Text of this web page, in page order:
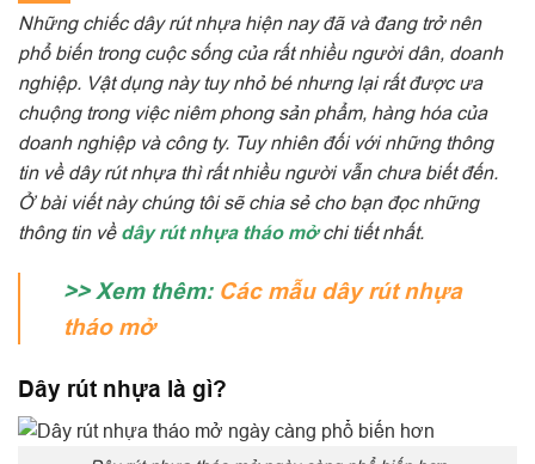
Những chiếc dây rút nhựa hiện nay đã và đang trở nên
phổ biến trong cuộc sống của rất nhiều người dân, doanh
nghiệp. Vật dụng này tuy nhỏ bé nhưng lại rất được ưa
chuộng trong việc niêm phong sản phẩm, hàng hóa của
doanh nghiệp và công ty. Tuy nhiên đối với những thông
tin về dây rút nhựa thì rất nhiều người vẫn chưa biết đến.
Ở bài viết này chúng tôi sẽ chia sẻ cho bạn đọc những
thông tin về dây rút nhựa tháo mởchi tiết nhất.
>> Xem thêm: Các mẫu dây rút nhựa
tháo mở
Dây rút nhựa là gì?